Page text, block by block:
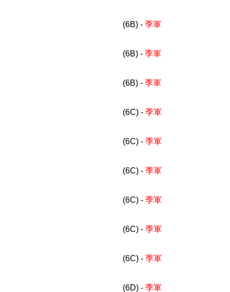
(6B) - 季軍
(6B) - 季軍
(6B) - 季軍
(6C) - 季軍
(6C) - 季軍
(6C) - 季軍
(6C) - 季軍
(6C) - 季軍
(6C) - 季軍
(6D) - 季軍